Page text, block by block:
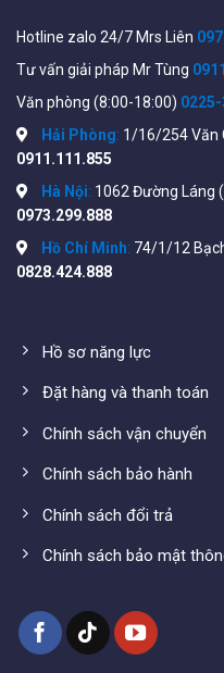
Hotline zalo 24/7 Mrs Liên
Tư vấn giải pháp Mr Tùng
Văn phòng (8:00-18:00)
Hải Phòng: 1/16/254 Văn
0911.111.855
Hà Nội: 1062 Đường Láng
0973.299.888
Hồ Chí Minh: 74/1/12
0828.424.888
Hồ sơ năng lực
Đặt hàng và thanh toán
Chính sách vận chuyển
Chính sách bảo hành
Chính sách đổi trả
Chính sách bảo mật